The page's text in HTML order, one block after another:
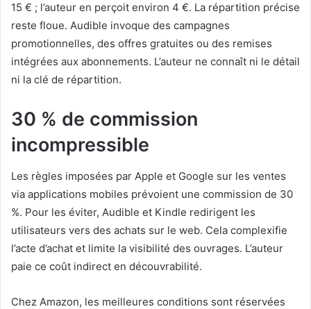
15 € ; l’auteur en perçoit environ 4 €. La répartition précise
reste floue. Audible invoque des campagnes
promotionnelles, des offres gratuites ou des remises
intégrées aux abonnements. L’auteur ne connaît ni le détail
ni la clé de répartition.
30 % de commission
incompressible
Les règles imposées par Apple et Google sur les ventes
via applications mobiles prévoient une commission de 30
%. Pour les éviter, Audible et Kindle redirigent les
utilisateurs vers des achats sur le web. Cela complexifie
l’acte d’achat et limite la visibilité des ouvrages. L’auteur
paie ce coût indirect en découvrabilité.
Chez Amazon, les meilleures conditions sont réservées